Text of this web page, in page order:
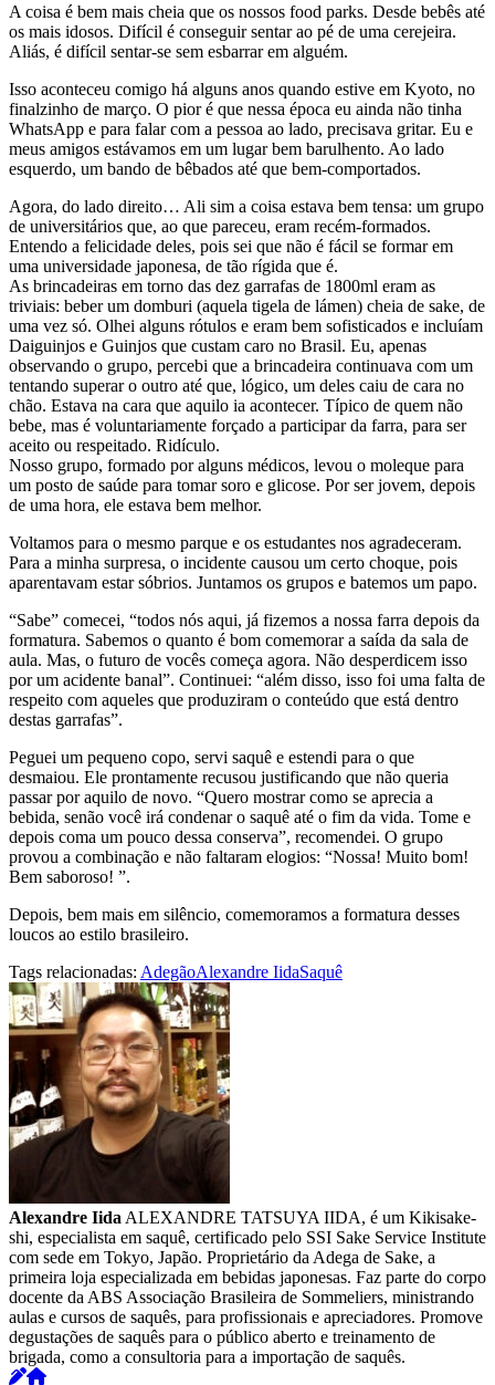
A coisa é bem mais cheia que os nossos food parks. Desde bebês até
os mais idosos. Difícil é conseguir sentar ao pé de uma cerejeira.
Aliás, é difícil sentar-se sem esbarrar em alguém.
Isso aconteceu comigo há alguns anos quando estive em Kyoto, no
finalzinho de março. O pior é que nessa época eu ainda não tinha
WhatsApp e para falar com a pessoa ao lado, precisava gritar. Eu e
meus amigos estávamos em um lugar bem barulhento. Ao lado
esquerdo, um bando de bêbados até que bem-comportados.
Agora, do lado direito… Ali sim a coisa estava bem tensa: um grupo
de universitários que, ao que pareceu, eram recém-formados.
Entendo a felicidade deles, pois sei que não é fácil se formar em
uma universidade japonesa, de tão rígida que é.
As brincadeiras em torno das dez garrafas de 1800ml eram as
triviais: beber um domburi (aquela tigela de lámen) cheia de sake, de
uma vez só. Olhei alguns rótulos e eram bem sofisticados e incluíam
Daiguinjos e Guinjos que custam caro no Brasil. Eu, apenas
observando o grupo, percebi que a brincadeira continuava com um
tentando superar o outro até que, lógico, um deles caiu de cara no
chão. Estava na cara que aquilo ia acontecer. Típico de quem não
bebe, mas é voluntariamente forçado a participar da farra, para ser
aceito ou respeitado. Ridículo.
Nosso grupo, formado por alguns médicos, levou o moleque para
um posto de saúde para tomar soro e glicose. Por ser jovem, depois
de uma hora, ele estava bem melhor.
Voltamos para o mesmo parque e os estudantes nos agradeceram.
Para a minha surpresa, o incidente causou um certo choque, pois
aparentavam estar sóbrios. Juntamos os grupos e batemos um papo.
“Sabe” comecei, “todos nós aqui, já fizemos a nossa farra depois da
formatura. Sabemos o quanto é bom comemorar a saída da sala de
aula. Mas, o futuro de vocês começa agora. Não desperdicem isso
por um acidente banal”. Continuei: “além disso, isso foi uma falta de
respeito com aqueles que produziram o conteúdo que está dentro
destas garrafas”.
Peguei um pequeno copo, servi saquê e estendi para o que
desmaiou. Ele prontamente recusou justificando que não queria
passar por aquilo de novo. “Quero mostrar como se aprecia a
bebida, senão você irá condenar o saquê até o fim da vida. Tome e
depois coma um pouco dessa conserva”, recomendei. O grupo
provou a combinação e não faltaram elogios: “Nossa! Muito bom!
Bem saboroso! ”.
Depois, bem mais em silêncio, comemoramos a formatura desses
loucos ao estilo brasileiro.
Tags relacionadas: AdegãoAlexandre IidaSaquê
Alexandre Iida ALEXANDRE TATSUYA IIDA, é um Kikisake-
shi, especialista em saquê, certificado pelo SSI Sake Service Institute
com sede em Tokyo, Japão. Proprietário da Adega de Sake, a
primeira loja especializada em bebidas japonesas. Faz parte do corpo
docente da ABS Associação Brasileira de Sommeliers, ministrando
aulas e cursos de saquês, para profissionais e apreciadores. Promove
degustações de saquês para o público aberto e treinamento de
brigada, como a consultoria para a importação de saquês.